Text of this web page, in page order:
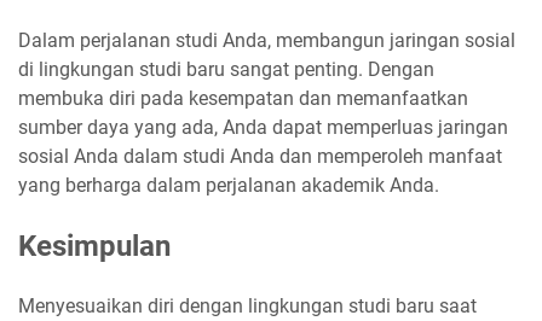
Dalam perjalanan studi Anda, membangun jaringan sosial
di lingkungan studi baru sangat penting. Dengan
membuka diri pada kesempatan dan memanfaatkan
sumber daya yang ada, Anda dapat memperluas jaringan
sosial Anda dalam studi Anda dan memperoleh manfaat
yang berharga dalam perjalanan akademik Anda.
Kesimpulan
Menyesuaikan diri dengan lingkungan studi baru saat